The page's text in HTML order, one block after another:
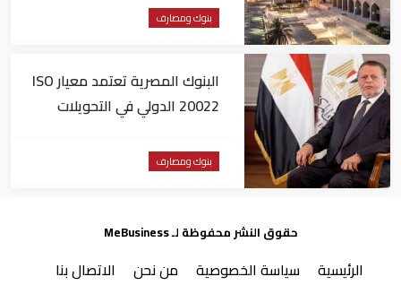
بنوك ومصارف
البنوك المصرية تعتمد معيار ISO
20022 الدولي في التحويلات
بنوك ومصارف
حقوق النشر محفوظة لـ MeBusiness
الرئيسية سياسة الخصوصية من نحن الاتصال بنا